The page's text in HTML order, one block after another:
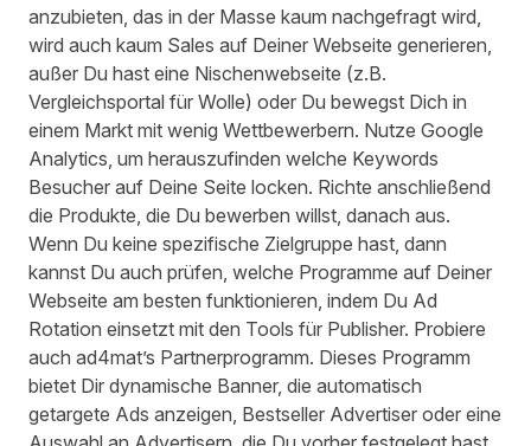
anzubieten, das in der Masse kaum nachgefragt wird,
wird auch kaum Sales auf Deiner Webseite generieren,
außer Du hast eine Nischenwebseite (z.B.
Vergleichsportal für Wolle) oder Du bewegst Dich in
einem Markt mit wenig Wettbewerbern. Nutze Google
Analytics, um herauszufinden welche Keywords
Besucher auf Deine Seite locken. Richte anschließend
die Produkte, die Du bewerben willst, danach aus.
Wenn Du keine spezifische Zielgruppe hast, dann
kannst Du auch prüfen, welche Programme auf Deiner
Webseite am besten funktionieren, indem Du Ad
Rotation einsetzt mit den Tools für Publisher. Probiere
auch ad4mat’s Partnerprogramm. Dieses Programm
bietet Dir dynamische Banner, die automatisch
getargete Ads anzeigen, Bestseller Advertiser oder eine